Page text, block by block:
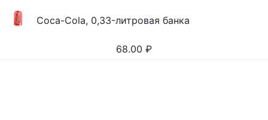
Coca-Cola, 0,33-литровая банка
68.00 ₽